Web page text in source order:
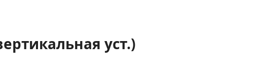
уст.)